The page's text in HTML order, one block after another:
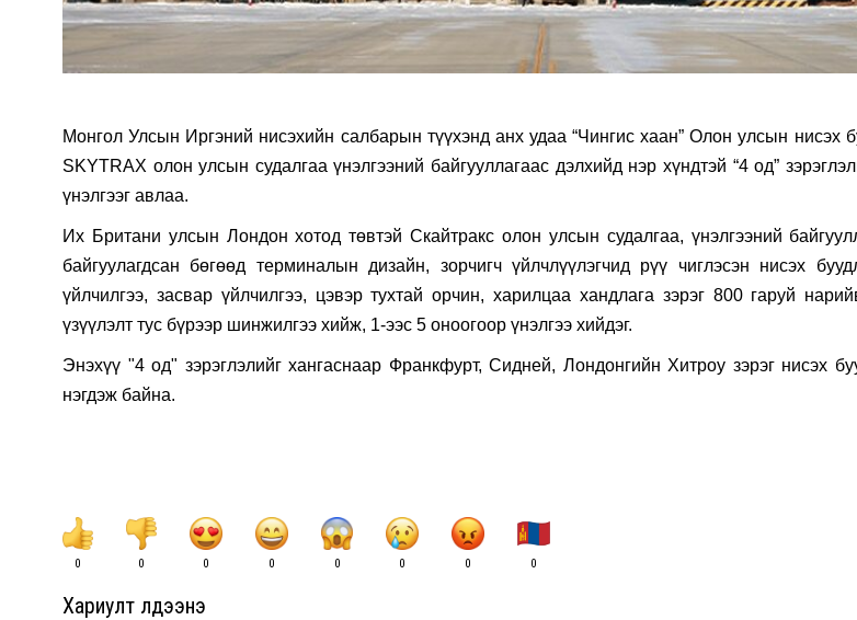
Монгол Улсын Иргэний нисэхийн салбарын түүхэнд анх удаа “Чингис хаан” Олон улсын нисэх
SKYTRAX олон улсын судалгаа үнэлгээний байгууллагаас дэлхийд нэр хүндтэй “4 од”
үнэлгээг авлаа.
Их Британи улсын Лондон хотод төвтэй Скайтракс олон улсын cудалгаа, үнэлгээний
байгуулагдсан бөгөөд терминалын дизайн, зорчигч үйлчлүүлэгчид рүү чиглэсэн нисэх
үйлчилгээ, засвар үйлчилгээ, цэвэр тухтай орчин, харилцаа хандлага зэрэг 800 гаруй
үзүүлэлт тус бүрээр шинжилгээ хийж, 1-ээс 5 оноогоор үнэлгээ хийдэг.
Энэхүү "4 од" зэрэглэлийг хангаснаар Франкфурт, Сидней, Лондонгийн Хитроу зэрэг нисэх
нэгдэж байна.
0 0 0 0 0 0 0 0
Хариулт үлдээнэ үү